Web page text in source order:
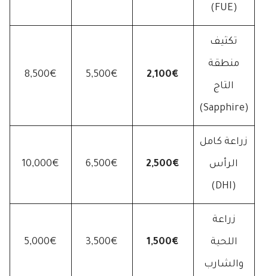
(FUE)
تكثيف
منطقة
التاج
(Sapphire)
2,100€
5,500€
8,500€
زراعة كامل
الرأس
(DHI)
2,500€
6,500€
10,000€
زراعة
اللحية
والشارب
1,500€
3,500€
5,000€